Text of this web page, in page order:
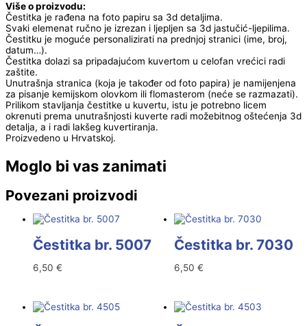
Više o proizvodu:
Čestitka je rađena na foto papiru sa 3d detaljima.
Svaki elemenat ručno je izrezan i ljepljen sa 3d jastučić-ljepilima.
Čestitku je moguće personalizirati na prednjoj stranici (ime, broj,
datum…).
Čestitka dolazi sa pripadajućom kuvertom u celofan vrećici radi
zaštite.
Unutrašnja stranica (koja je također od foto papira) je namijenjena
za pisanje kemijskom olovkom ili flomasterom (neće se razmazati).
Prilikom stavljanja čestitke u kuvertu, istu je potrebno licem
okrenuti prema unutrašnjosti kuverte radi možebitnog oštećenja 3d
detalja, a i radi lakšeg kuvertiranja.
Proizvedeno u Hrvatskoj.
Moglo bi vas zanimati
Povezani proizvodi
Čestitka br. 5007
6,50 €
Čestitka br. 7030
6,50 €